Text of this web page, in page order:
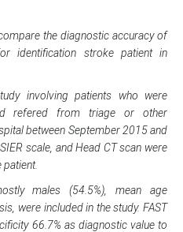
the diagnostic accuracy of
identification stroke patient in
involving patients who were
refered from triage or other
between September 2015 and
scale, and Head CT scan were
males (54.5%), mean age
were included in the study. FAST
66.7% as diagnostic value to